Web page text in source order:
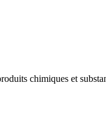
chimiques et